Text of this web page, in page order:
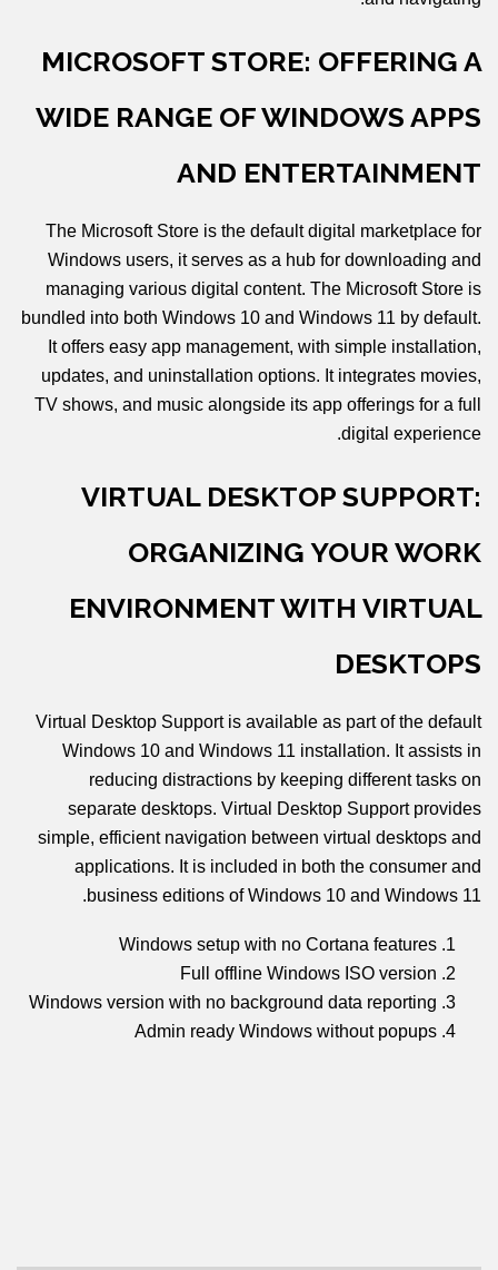
MICROSOFT STORE: OFFERING A
WIDE RANGE OF WINDOWS APPS
AND ENTERTAINMENT
The Microsoft Store is the default digital marketplace for
Windows users, it serves as a hub for downloading and
managing various digital content. The Microsoft Store is
bundled into both Windows 10 and Windows 11 by default.
It offers easy app management, with simple installation,
updates, and uninstallation options. It integrates movies,
TV shows, and music alongside its app offerings for a full
digital experience.
VIRTUAL DESKTOP SUPPORT:
ORGANIZING YOUR WORK
ENVIRONMENT WITH VIRTUAL
DESKTOPS
Virtual Desktop Support is available as part of the default
Windows 10 and Windows 11 installation. It assists in
reducing distractions by keeping different tasks on
separate desktops. Virtual Desktop Support provides
simple, efficient navigation between virtual desktops and
applications. It is included in both the consumer and
business editions of Windows 10 and Windows 11.
Windows setup with no Cortana features
Full offline Windows ISO version
Windows version with no background data reporting
Admin ready Windows without popups